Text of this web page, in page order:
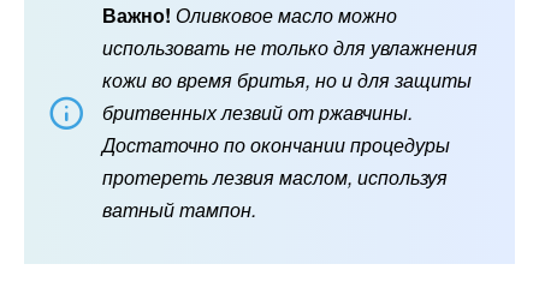
Важно! Оливковое масло можно
использовать не только для увлажнения
кожи во время бритья, но и для защиты
бритвенных лезвий от ржавчины.
Достаточно по окончании процедуры
протереть лезвия маслом, используя
ватный тампон.